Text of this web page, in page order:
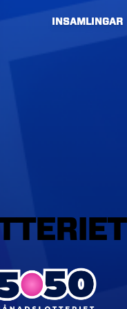
INSAMLINGAR